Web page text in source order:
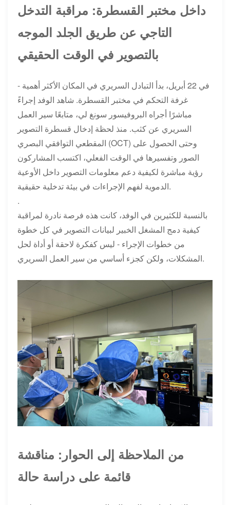
داخل مختبر القسطرة: مراقبة التدخل
التاجي عن طريق الجلد الموجه
بالتصوير في الوقت الحقيقي
في 22 أبريل، بدأ التبادل السريري في المكان الأكثر أهمية -
غرفة التحكم في مختبر القسطرة. شاهد الوفد إجراءً
مباشرًا أجراه البروفيسور سونغ لي، متابعًا سير العمل
السريري عن كثب. منذ لحظة إدخال قسطرة التصوير
المقطعي التوافقي البصري (OCT) وحتى الحصول على
الصور وتفسيرها في الوقت الفعلي، اكتسب المشاركون
رؤية مباشرة لكيفية دعم معلومات التصوير داخل الأوعية
الدموية لفهم الإجراءات في بيئة تدخلية حقيقية.
.
بالنسبة للكثيرين في الوفد، كانت هذه فرصة نادرة لمراقبة
كيفية دمج المشغل الخبير لبيانات التصوير في كل خطوة
من خطوات الإجراء - ليس كفكرة لاحقة أو أداة لحل
المشكلات، ولكن كجزء أساسي من سير العمل السريري.
من الملاحظة إلى الحوار: مناقشة
قائمة على دراسة حالة